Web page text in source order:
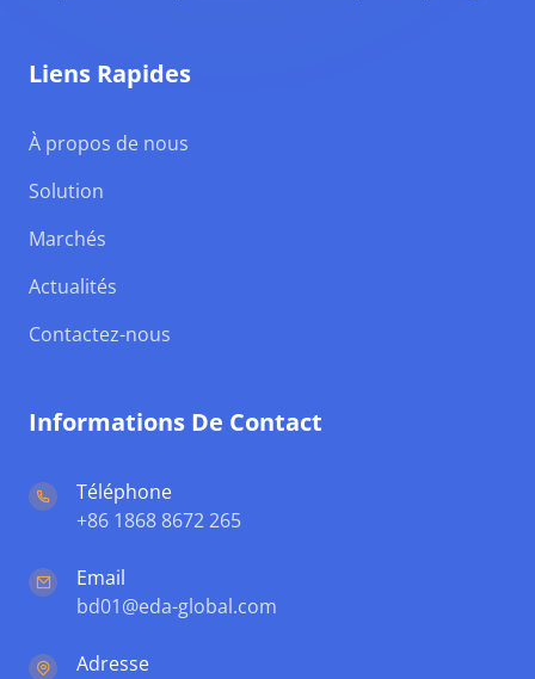
Liens Rapides
À propos de nous
Solution
Marchés
Actualités
Contactez-nous
Informations De Contact
Téléphone
+86 1868 8672 265
Email
bd01@eda-global.com
Adresse